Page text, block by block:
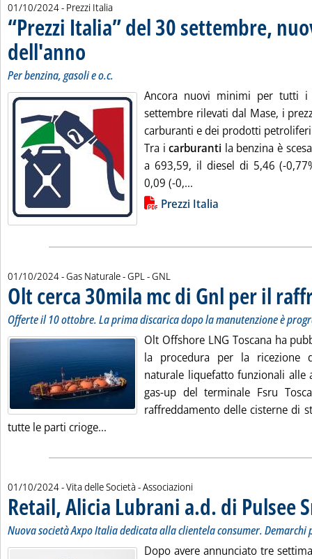
01/10/2024- Prezzi Italia
“Prezzi Italia” del 30 settembre,
dell'anno
Per benzina, gasoli e o.c.
Ancora nuovi minimi per tutti i
settembre rilevati dal Mase, i
carburanti e dei prodotti
Tra icarburanti la benzina è
a 693,59, il diesel di 5,46 (-
0,09 (-0,...
Lista allegati PDF alla notizia
Prezzi Italia
01/10/2024- Gas Naturale - GPL - GNL
Olt cerca 30mila mc di Gnl per il
Offerte il 10 ottobre. La prima discarica dopo la manutenzione è
Olt Offshore LNG Toscana ha
la procedura per la ricezione
naturale liquefatto funzionali alle
gas-up del terminale Fsru
raffreddamento delle cisterne di
tutte le parti crioge...
01/10/2024- Vita delle Società - Associazioni
Retail, Alicia Lubrani a.d. di Pulsee
Nuova società Axpo Italia dedicata alla clientela consumer. Demarchi
Dopo avere annunciato tre